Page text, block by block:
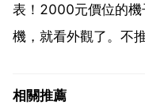
表！2000元價位的機
機，就看外觀了。不
幾乎一個模子出來的
相關推薦